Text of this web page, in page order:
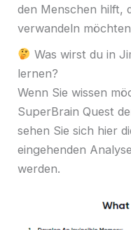
den Menschen hilft,
verwandeln
Was wirst du in
lernen?
Wenn Sie wissen
SuperBrain Quest
sehen Sie sich hier
eingehenden
werden.